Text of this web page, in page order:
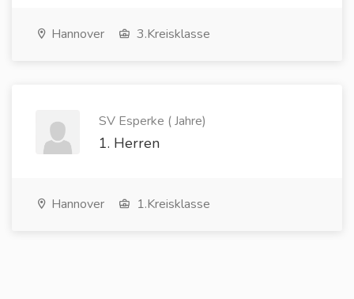
Hannover 3.Kreisklasse
SV Esperke ( Jahre)
1. Herren
Hannover 1.Kreisklasse